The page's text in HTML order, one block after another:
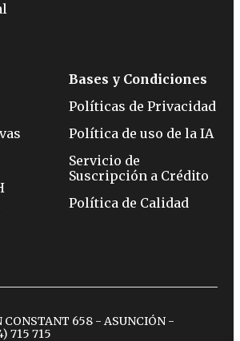
Bases y Condiciones
Políticas de Privacidad
Política de uso de la IA
Servicio de
Suscripción a Crédito
Política de Calidad
658 - ASUNCIÓN -
715 715